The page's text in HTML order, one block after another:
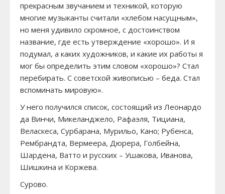
прекрасным звучанием и техникой, которую
многие музыканты считали «хлебом насущным»,
но меня удивило скромное, с достоинством
название, где есть утверждение «хорошо». И я
подумал, а каких художников, и какие их работы я
мог бы определить этим словом «хорошо»? Стал
перебирать. С советской живописью – беда. Стал
вспоминать мировую».
У него получился список, состоящий из Леонардо
да Винчи, Микеланджело, Рафаэля, Тициана,
Веласкеса, Сурбарана, Мурильо, Кано; Рубенса,
Рембрандта, Вермеера, Дюрера, Голбейна,
Шардена, Ватто и русских – Ушакова, Иванова,
Шишкина и Коржева.
Сурово.